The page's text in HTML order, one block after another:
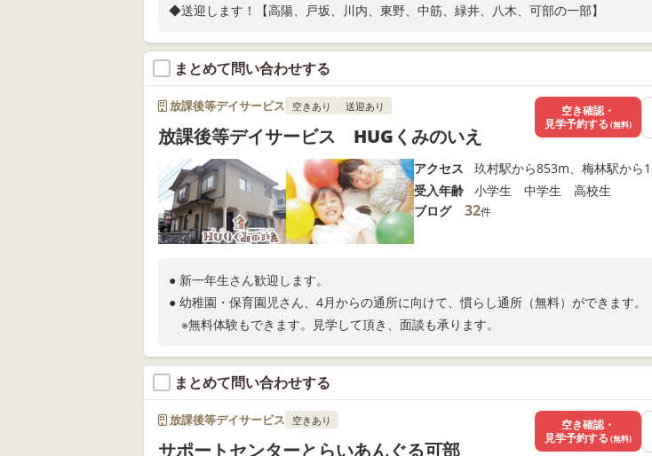
◆送迎します！【高陽、戸坂、川内、東野、中筋、緑井、八木、可部の一部】
まとめて問い合わせする
放課後等デイサービス 空きあり 送迎あり
放課後等デイサービス HUGくみのいえ
アクセス
玖村駅から853m、梅林駅から
受入年齢
小学生 中学生 高校生
ブログ
32件
● 新一年生さん歓迎します。
● 幼稚園・保育園児さん、4月からの通所に向けて、慣らし通所（無料）ができます。
※無料体験もできます。見学して頂き、面談も承ります。
空き確認・
見学予約する (無料)
まとめて問い合わせする
放課後等デイサービス 空きあり
サポートセンターとらいあんぐる可部
空き確認・
見学予約する (無料)